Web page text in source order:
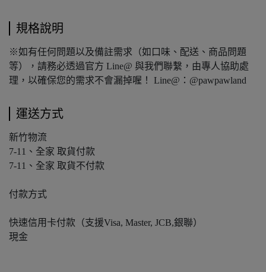
規格說明
※如有任何問題以及備註需求（如口味、配送、商品問題
等），請務必透過官方 Line@ 與我們聯繫，由專人協助處
理，以確保您的需求不會漏掉喔！ Line@：@pawpawland
運送方式
新竹物流
7-11、全家 取貨付款
7-11、全家 取貨不付款
付款方式
快速信用卡付款（支援Visa, Master, JCB,銀聯）
現金